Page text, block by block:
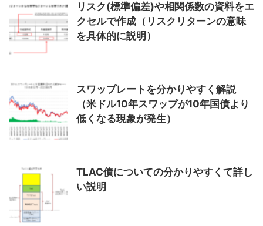
リスク(標準偏差)や相関係数の資料をエ
クセルで作成（リスクリターンの意味
を具体的に説明）
スワップレートを分かりやすく解説
（米ドル10年スワップが10年国債より
低くなる現象が発生）
TLAC債についての分かりやすくて詳し
い説明